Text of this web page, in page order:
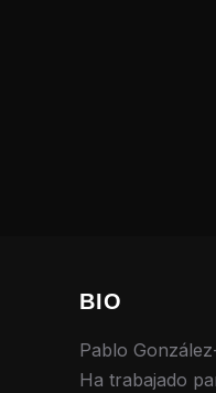
BIO
Pablo
Ha trabajado